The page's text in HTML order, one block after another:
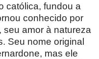
católica, fundou a
conhecido por
amor à natureza
Seu nome original
mas ele